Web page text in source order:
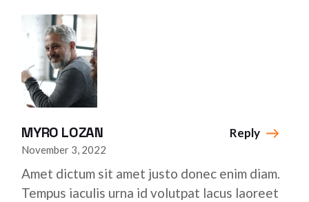
MYRO LOZAN
November 3, 2022
Reply
Amet dictum sit amet justo donec enim diam.
Tempus iaculis urna id volutpat lacus laoreet